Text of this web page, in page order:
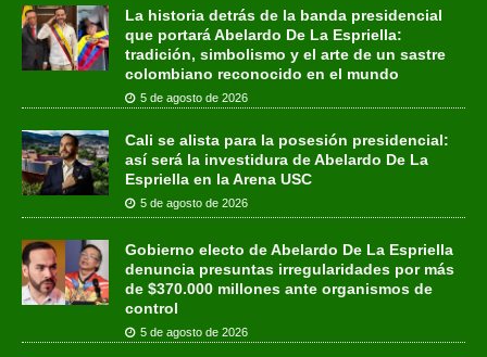
La historia detrás de la banda presidencial
que portará Abelardo De La Espriella:
tradición, simbolismo y el arte de un sastre
colombiano reconocido en el mundo
5 de agosto de 2026
Cali se alista para la posesión presidencial:
así será la investidura de Abelardo De La
Espriella en la Arena USC
5 de agosto de 2026
Gobierno electo de Abelardo De La Espriella
denuncia presuntas irregularidades por más
de $370.000 millones ante organismos de
control
5 de agosto de 2026